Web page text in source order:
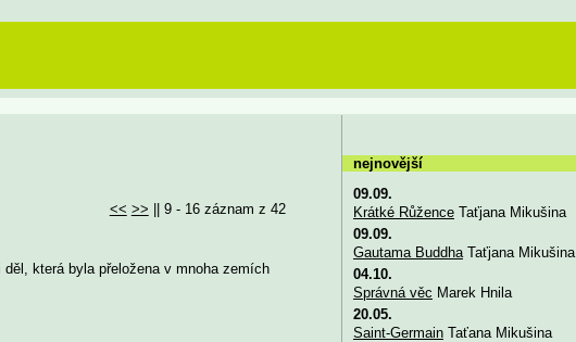
<< >> || 9 - 16 záznam z 42
která byla přeložena v mnoha zemích
nejnovější
09.09.
Krátké RůženceTaťjana Mikušina
09.09.
Gautama BuddhaTaťjana Mikušina
04.10.
Správná věc Marek Hnila
20.05.
Saint-GermainTaťana Mikušina